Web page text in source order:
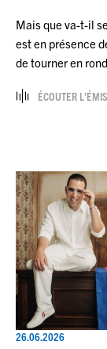
Mais que va-t-il
est en présence
de tourner en
ÉCOUTER
26.06.2026